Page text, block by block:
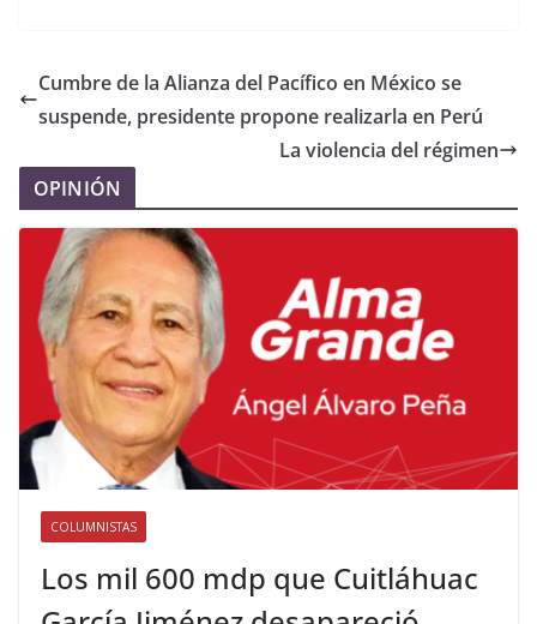
Cumbre de la Alianza del Pacífico en México se
suspende, presidente propone realizarla en Perú
La violencia del régimen
OPINIÓN
COLUMNISTAS
Los mil 600 mdp que Cuitláhuac